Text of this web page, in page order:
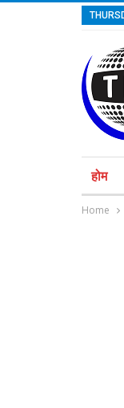
होम
Home